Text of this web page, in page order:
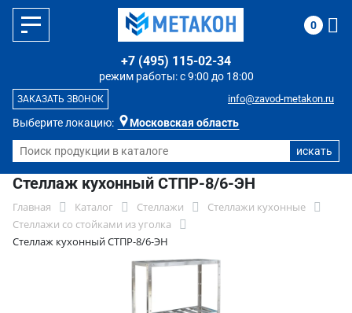
Выберите локацию: Московская область
режим работы: с 9:00 до 18:00
+7 (495) 115-02-34
info@zavod-metakon.ru
ЗАКАЗАТЬ ЗВОНОК
0
Стеллаж кухонный СТПР-8/6-ЭН
Главная Каталог Стеллажи
Стеллажи кухонные
Стеллажи со стойками из уголка
Стеллаж кухонный СТПР-8/6-ЭН